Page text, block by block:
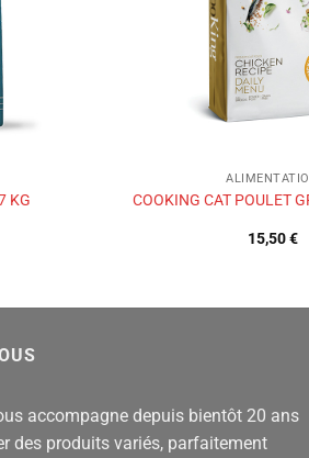
KG COOKING CAT POULET
15,50€
accompagne depuis bientôt 20 ans
des produits variés, parfaitement